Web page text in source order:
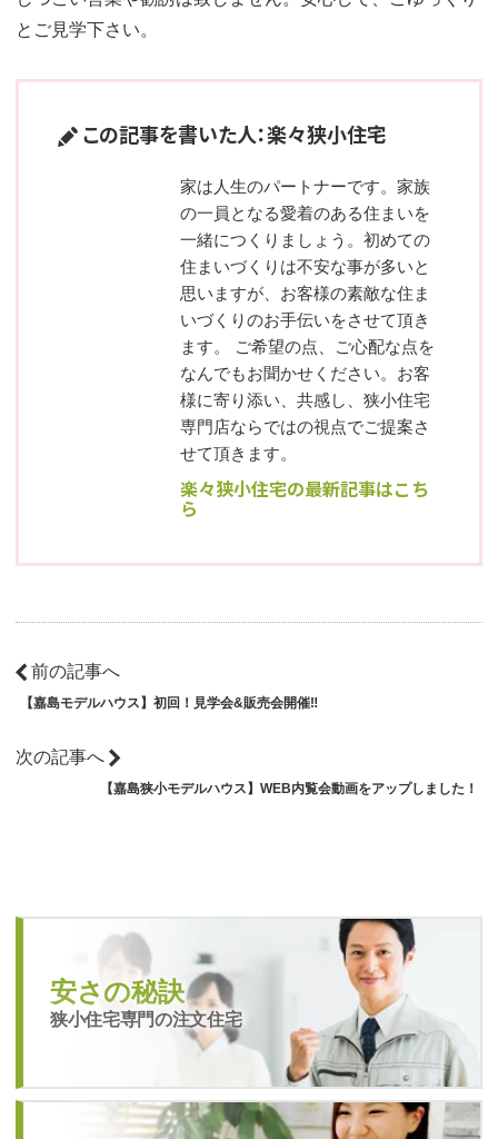
とご見学下さい。
この記事を書いた人：楽々狭小住宅
家は人生のパートナーです。家族
の一員となる愛着のある住まいを
一緒につくりましょう。初めての
住まいづくりは不安な事が多いと
思いますが、お客様の素敵な住ま
いづくりのお手伝いをさせて頂き
ます。 ご希望の点、ご心配な点を
なんでもお聞かせください。お客
様に寄り添い、共感し、狭小住宅
専門店ならではの視点でご提案さ
せて頂きます。
楽々狭小住宅の最新記事はこち
ら
前の記事へ
【嘉島モデルハウス】初回！見学会&販売会開催‼
次の記事へ
【嘉島狭小モデルハウス】WEB内覧会動画をアップしました！
安さの秘訣
狭小住宅専門の注文住宅